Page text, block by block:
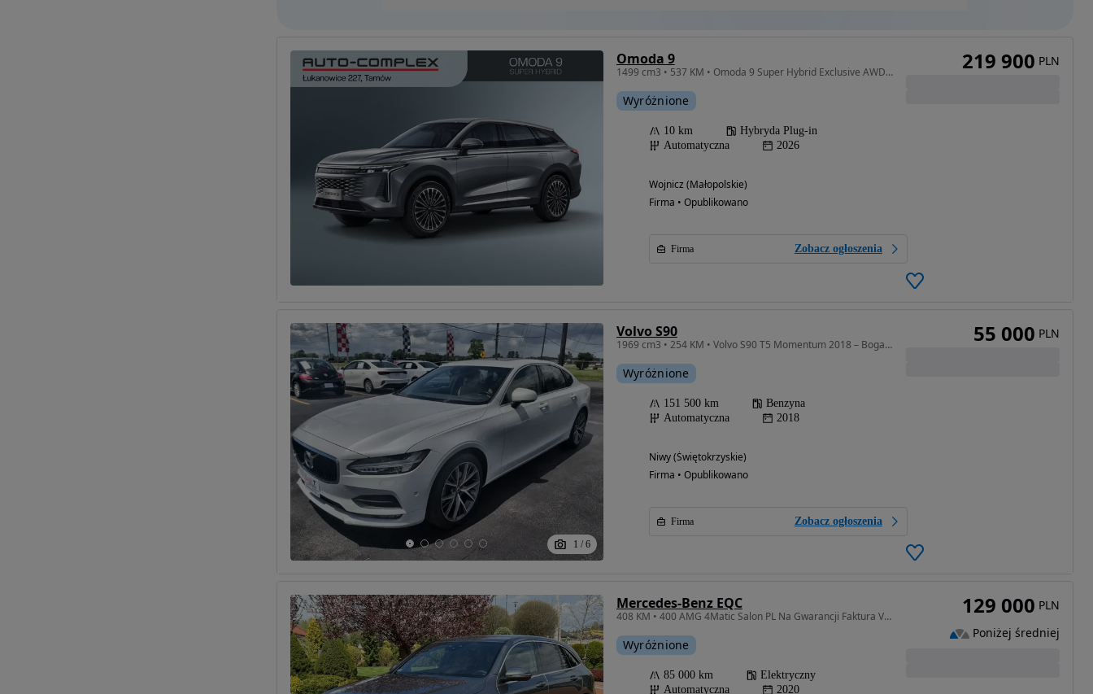
Omoda 9
1499 cm3 • 537 KM • Omoda 9 Super Hybrid Exclusive AWD - Dostępne od ręki - Różne Kolory
Wyróżnione
10 km
Hybryda Plug-in
Automatyczna
2026
Wojnicz (Małopolskie)
Firma • Opublikowano
Firma Zobacz ogłoszenia
219 900 PLN
1 / 6
Volvo S90
1969 cm3 • 254 KM • Volvo S90 T5 Momentum 2018 – Bogata wersja wyposażenia.
Wyróżnione
151 500 km
Benzyna
Automatyczna
2018
Niwy (Świętokrzyskie)
Firma • Opublikowano
Firma Zobacz ogłoszenia
55 000 PLN
Mercedes-Benz EQC
408 KM • 400 AMG 4Matic Salon PL Na Gwarancji Faktura VAT Możliwa Zamiana
Wyróżnione
85 000 km
Elektryczny
Automatyczna
2020
129 000 PLN
Poniżej średniej